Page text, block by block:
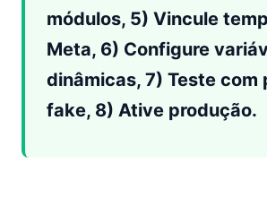
módulos, 5) Vincule
Meta, 6) Configure
dinâmicas, 7) Teste com
fake, 8) Ative produção.